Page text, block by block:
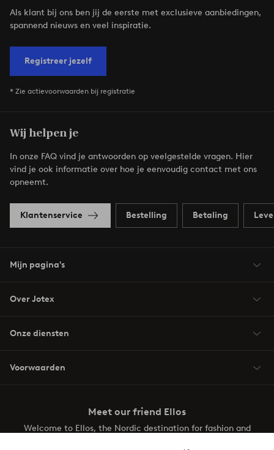
Als klant bij ons ben jij de eerste met exclusieve aanbiedingen,
spannend nieuws en veel inspiratie.
Registreer jezelf
* Zie actievoorwaarden bij registratie
Wij helpen je
In onze FAQ vind je antwoorden op veelgestelde vragen. Hier
vind je ook informatie over hoe je eenvoudig contact met ons
opneemt.
Klantenservice Bestelling Betaling
Mijn pagina's
Over Jotex
Onze diensten
Voorwaarden
Meet our friend Ellos
Welcome to Ellos, the Nordic destination for fashion and